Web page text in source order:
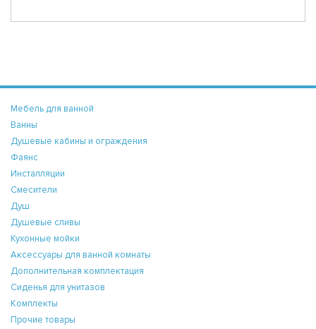
Мебель для ванной
Ванны
Душевые кабины и ограждения
Фаянс
Инсталляции
Смесители
Душ
Душевые сливы
Кухонные мойки
Аксессуары для ванной комнаты
Дополнительная комплектация
Сиденья для унитазов
Комплекты
Прочие товары